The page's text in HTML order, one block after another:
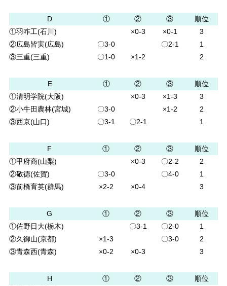
D ① ② ③
順位
①羽咋工(石川)
×0-3 ×0-1
3
②広島皆実(広島)
〇3-0 〇2-1
1
③三重(三重)
〇1-0 ×1-2 2
E ① ② ③
順位
①清明学院(大阪)
×0-3 ×1-3
3
②小牛田農林(宮城)
〇3-0 ×1-2
2
③西京(山口)
〇3-1 〇2-1 1
F ① ② ③
順位
①甲府商(山梨)
×0-3 〇2-2
2
②敬徳(佐賀)
〇3-0 〇4-0
1
③前橋育英(群馬)
×2-2 ×0-4 3
G ① ② ③
順位
①佐野日大(栃木)
〇3-1 〇2-0
1
②久御山(京都)
×1-3 〇3-0
2
③青森西(青森)
×0-2 ×0-3 3
H ① ② ③
順位